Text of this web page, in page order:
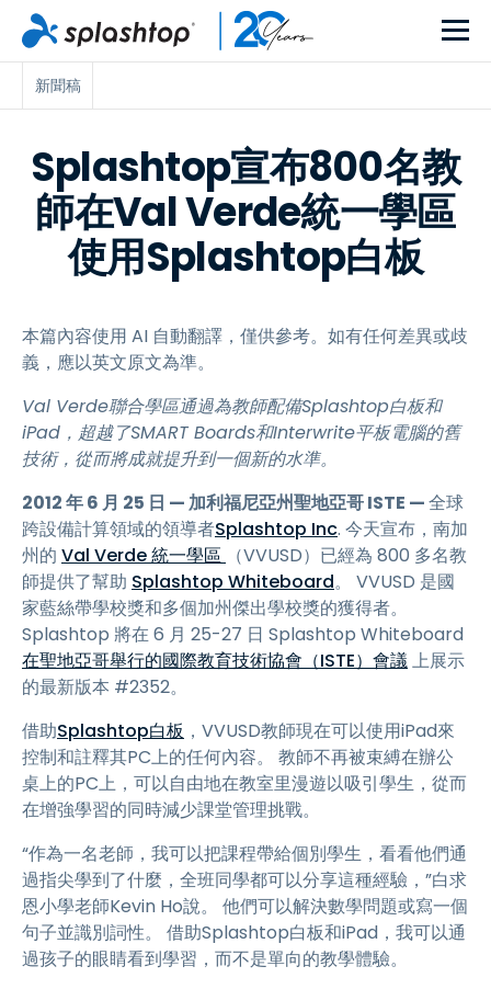
新聞稿
Splashtop宣布800名教
師在Val Verde統一學區
使用Splashtop白板
本篇內容使用 AI 自動翻譯，僅供參考。如有任何差異或歧
義，應以英文原文為準。
Val Verde聯合學區通過為教師配備Splashtop白板和
iPad，超越了SMART Boards和Interwrite平板電腦的舊
技術，從而將成就提升到一個新的水準。
2012 年 6 月 25 日 — 加利福尼亞州聖地亞哥 ISTE —全球
跨設備計算領域的領導者Splashtop Inc. 今天宣布，南加
州的 Val Verde 統一學區
（VVUSD）已經為 800 多名教
師提供了幫助 Splashtop Whiteboard。 VVUSD 是國
家藍絲帶學校獎和多個加州傑出學校獎的獲得者。
Splashtop 將在 6 月 25-27 日 Splashtop Whiteboard
在聖地亞哥舉行的國際教育技術協會（ISTE）會議上展示
的最新版本 #2352。
借助Splashtop白板 ，VVUSD教師現在可以使用iPad來
控制和註釋其PC上的任何內容。 教師不再被束縛在辦公
桌上的PC上，可以自由地在教室里漫遊以吸引學生，從而
在增強學習的同時減少課堂管理挑戰。
“作為一名老師，我可以把課程帶給個別學生，看看他們通
過指尖學到了什麼，全班同學都可以分享這種經驗，”白求
恩小學老師Kevin Ho說。 他們可以解決數學問題或寫一個
句子並識別詞性。 借助Splashtop白板和iPad，我可以通
過孩子的眼睛看到學習，而不是單向的教學體驗。